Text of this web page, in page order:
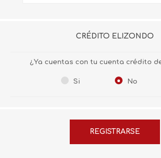
CRÉDITO ELIZONDO
¿Ya cuentas con tu cuenta crédito
Si No